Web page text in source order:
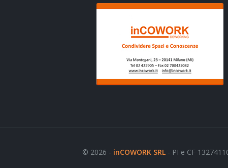
© 2026 - inCOWORK SRL - PI e CF